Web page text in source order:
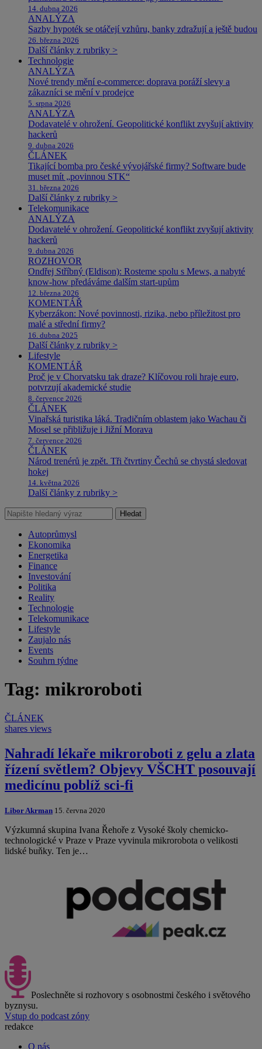
14. dubna 2026
ANALÝZA
Sazby hypoték se otáčejí vzhůru, banky zdražují a ještě budou
26. března 2026
Další články z rubriky >
Technologie
ANALÝZA
Nové trendy mění e-commerce: doprava poráží slevy a
zákazníci se mění v prodejce
5. srpna 2026
ANALÝZA
Dodavatelé v ohrožení. Geopolitické konflikt zvyšují aktivity
hackerů
9. dubna 2026
ČLÁNEK
Tikající bomba pro české vývojářské firmy? Software bude
muset mít „povinnou STK“
31. března 2026
Další články z rubriky >
Telekomunikace
ANALÝZA
Dodavatelé v ohrožení. Geopolitické konflikt zvyšují aktivity
hackerů
9. dubna 2026
ROZHOVOR
Ondřej Stříbný (Eldison): Rosteme spolu s Mews, a nabyté
know-how předáváme dalším start-upům
12. března 2026
KOMENTÁŘ
Kyberzákon: Nové povinnosti, rizika, nebo příležitost pro
malé a střední firmy?
16. dubna 2025
Další články z rubriky >
Lifestyle
KOMENTÁŘ
Proč je v Chorvatsku tak draze? Klíčovou roli hraje euro,
potvrzují akademické studie
8. července 2026
ČLÁNEK
Vinařská turistika láká. Tradičním oblastem jako Wachau či
Mosel se přibližuje i Jižní Morava
7. července 2026
ČLÁNEK
Národ trenérů je zpět. Tři čtvrtiny Čechů se chystá sledovat
hokej
14. května 2026
Další články z rubriky >
Hledat
Autoprůmysl
Ekonomika
Energetika
Finance
Investování
Politika
Reality
Technologie
Telekomunikace
Lifestyle
Zaujalo nás
Events
Souhrn týdne
Tag: mikroroboti
ČLÁNEK
shares views
Nahradí lékaře mikroroboti z gelu a zlata
řízení světlem? Objevy VŠCHT posouvají
medicínu poblíž sci-fi
Libor Akrman 15. června 2020
Výzkumná skupina Ivana Řehoře z Vysoké školy chemicko-
technologické v Praze v Praze vyvinula mikrorobota o velikosti
lidské buňky. Ten je…
Poslechněte si rozhovory s osobnostmi českého i světového
byznysu.
Vstup do podcast zóny
redakce
O nás